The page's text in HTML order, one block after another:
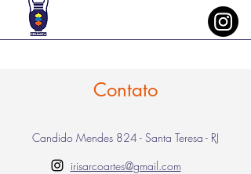
Contato
Candido Mendes 824 - Santa Teresa - RJ
irisarcoartes@gmail.com